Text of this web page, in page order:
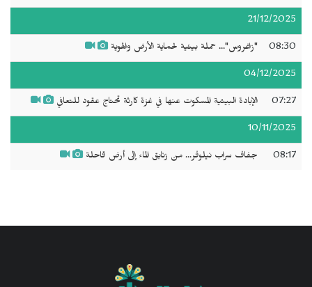
21/12/2025
08:30 "زاغروس"... حملة بيئية لحماية الأرض والهوية
04/12/2025
07:27 الإبادة البيئية المسكوت عنها في غزة كارثة تحتاج عقود للتعافي
10/11/2025
08:17 جفاف سراب نيلوفر... من زنابق الماء إلى أرض قاحلة